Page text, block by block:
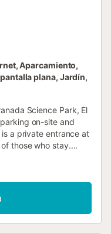
Aparcamiento,
plana, Jardín,
Science Park, El
on-site and
a private entrance at
those who stay....